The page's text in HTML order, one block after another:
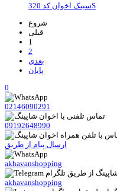
سینک اخوان کد 320S
شروع
قبلی
1
2
بعدی
پایان
0
02146090291
09192648990
ارسال پیام از طریق
akhavanshopping
akhavanshopping